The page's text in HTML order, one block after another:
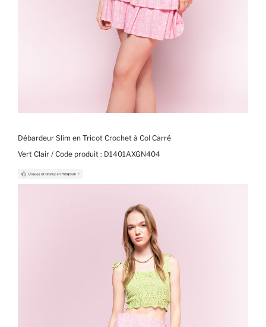
Débardeur Slim en Tricot Crochet à Col Carré
Vert Clair / Code produit : D1401AXGN404